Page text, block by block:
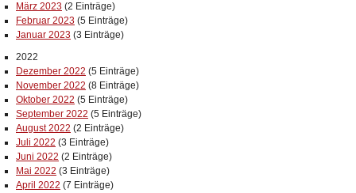
März 2023 (2 Einträge)
Februar 2023 (5 Einträge)
Januar 2023 (3 Einträge)
2022
Dezember 2022 (5 Einträge)
November 2022 (8 Einträge)
Oktober 2022 (5 Einträge)
September 2022 (5 Einträge)
August 2022 (2 Einträge)
Juli 2022 (3 Einträge)
Juni 2022 (2 Einträge)
Mai 2022 (3 Einträge)
April 2022 (7 Einträge)